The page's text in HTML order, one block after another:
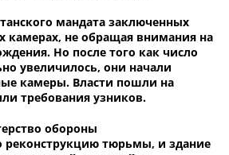
мандата заключенных
камерах, не обращая внимания на
Но после того как число
увеличилось, они начали
камеры. Власти пошли на
требования узников.
обороны
реконструкцию тюрьмы, и здание